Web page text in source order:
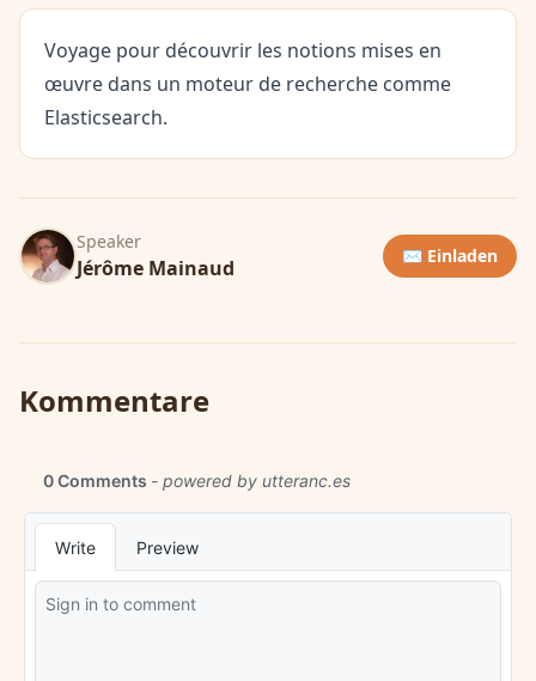
Voyage pour découvrir les notions mises en
œuvre dans un moteur de recherche comme
Elasticsearch.
Speaker
Jérôme Mainaud ✉️ Einladen
Kommentare